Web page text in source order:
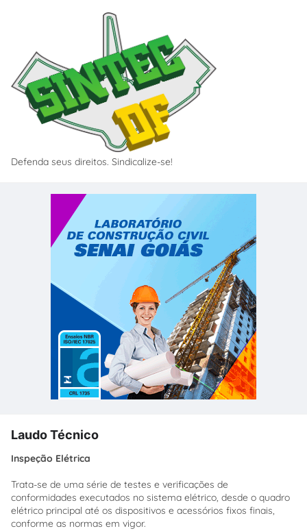
Defenda seus direitos. Sindicalize-se!
Laudo Técnico
Inspeção Elétrica
Trata-se de uma série de testes e verificações de
conformidades executados no sistema elétrico, desde o quadro
elétrico principal até os dispositivos e acessórios fixos finais,
conforme as normas em vigor.